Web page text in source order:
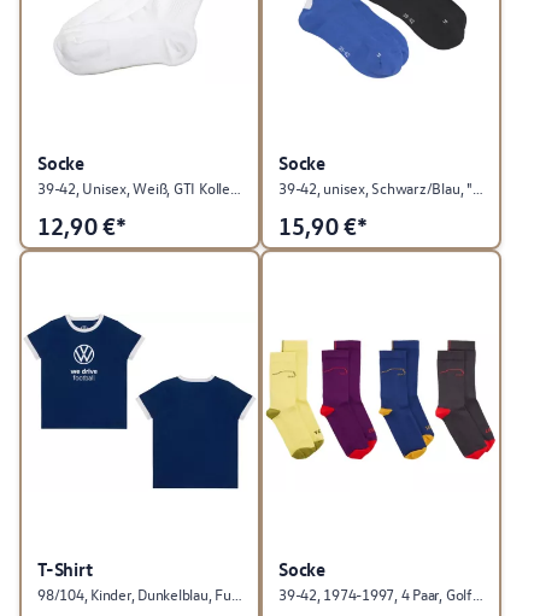
Socke
12,90€*
Socke
15,90€*
T-Shirt
98/104, Kinder, Dunkelblau, Fußball Kollektion
Socke
39-42, 1974-1997, 4 Paar, Golf Kollektion